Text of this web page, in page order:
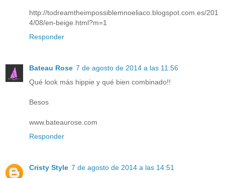
http://todreamtheimpossiblemnoeliaco.blogspot.com.es/201
4/08/en-beige.html?m=1
Responder
Bateau Rose 7 de agosto de 2014 a las 11:56
Qué look más hippie y qué bien combinado!!
Besos
www.bateaurose.com
Responder
Cristy Style 7 de agosto de 2014 a las 14:51